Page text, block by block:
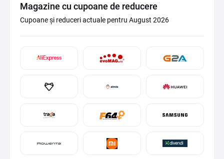
Magazine cu cupoane de reducere
Cupoane și reduceri actuale pentru August 2026